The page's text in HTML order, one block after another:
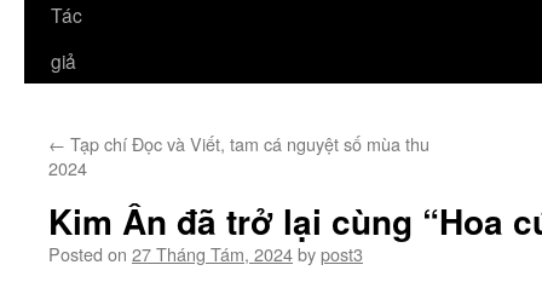
Tác
giả
← Tạp chí Đọc và Viết, tam cá nguyệt số mùa thu
2024
Kim Ân đã trở lại cùng “Hoa
Posted on 27 Tháng Tám, 2024bypost3